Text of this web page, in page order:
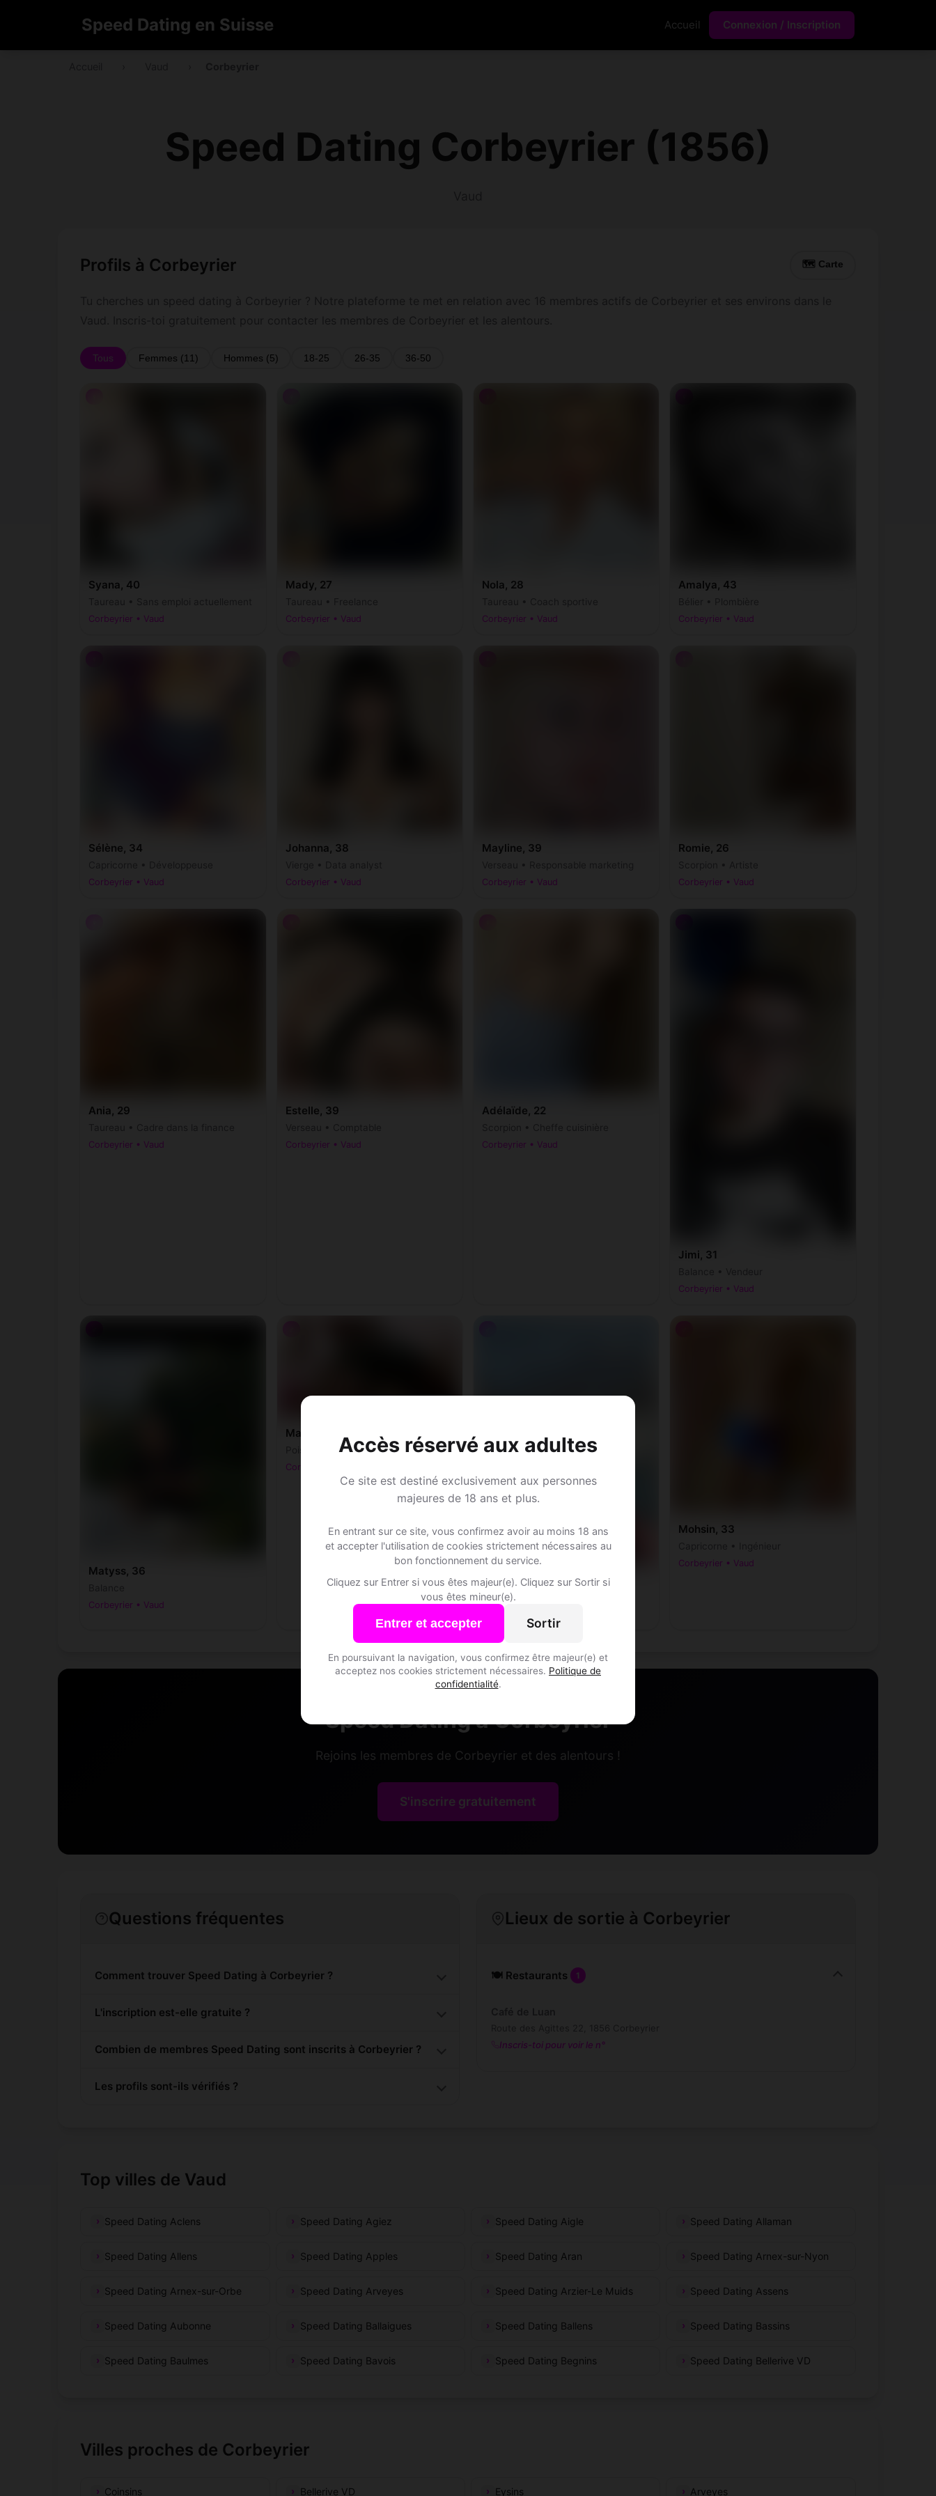
Accès réservé aux adultes
Ce site est destiné exclusivement aux personnes
majeures de 18 ans et plus.
En entrant sur ce site, vous confirmez avoir au moins 18 ans
et accepter l'utilisation de cookies strictement nécessaires au
bon fonctionnement du service.
Cliquez sur Entrer si vous êtes majeur(e). Cliquez sur Sortir si
vous êtes mineur(e).
Entrer et accepter Sortir
En poursuivant la navigation, vous confirmez être majeur(e) et
acceptez nos cookies strictement nécessaires. Politique de
confidentialité.
Speed Dating en Suisse Accueil Connexion / Inscription
Speed Dating Corbeyrier (1856)
Profils à Corbeyrier 🗺 Carte
Tous Femmes (11) Hommes (5) 18-25 26-35 36-50
Syana, 40
Corbeyrier • Vaud
Mady, 27
Corbeyrier • Vaud
Nola, 28
Corbeyrier • Vaud
Amalya, 43
Corbeyrier • Vaud
Sélène, 34
Corbeyrier • Vaud
Johanna, 38
Corbeyrier • Vaud
Mayline, 39
Corbeyrier • Vaud
Romie, 26
Corbeyrier • Vaud
Ania, 29
Corbeyrier • Vaud
Estelle, 39
Corbeyrier • Vaud
Adélaïde, 22
Corbeyrier • Vaud
Jimi, 31
Corbeyrier • Vaud
Matyss, 36
Corbeyrier • Vaud
Maury, 29
Poissons • Paysagiste
Corbeyrier • Vaud
Nihat, 35
Gémeaux
Mohsin, 33
Corbeyrier • Vaud
Speed Dating à Corbeyrier
Rejoins les membres de Corbeyrier et des alentours !
S'inscrire gratuitement
Questions fréquentes
Comment trouver Speed Dating à Corbeyrier ?
L'inscription est-elle gratuite ?
Combien de membres Speed Dating sont inscrits à Corbeyrier ?
Les profils sont-ils vérifiés ?
Lieux de sortie à Corbeyrier
🍽️ Restaurants 1
Inscris-toi pour voir le n°
Top villes de Vaud
Speed Dating Aclens Speed Dating Agiez Speed Dating Aigle Speed Dating Allaman
Speed Dating Allens Speed Dating Apples Speed Dating Aran Speed Dating Arnex-sur-Nyon
Speed Dating Arnex-sur-Orbe Speed Dating Arveyes Speed Dating Arzier-Le Muids Speed Dating Assens
Speed Dating Aubonne Speed Dating Ballaigues Speed Dating Ballens Speed Dating Bassins
Speed Dating Baulmes Speed Dating Bavois Speed Dating Begnins Speed Dating Bellerive VD
Villes proches de Corbeyrier
Coinsins Bellerive VD Eysins Arveyes